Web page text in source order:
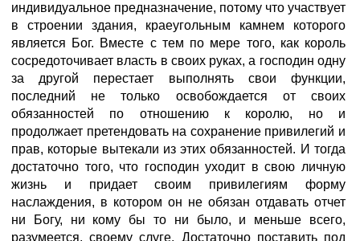
индивидуальное предназначение, потому что участвует
в строении здания, краеугольным камнем которого
является Бог. Вместе с тем по мере того, как король
сосредоточивает власть в своих руках, а господин одну
за другой перестает выполнять свои функции,
последний не только освобождается от своих
обязанностей по отношению к королю, но и
продолжает претендовать на сохранение привилегий и
прав, которые вытекали из этих обязанностей. И тогда
достаточно того, что господин уходит в свою личную
жизнь и придает своим привилегиям форму
наслаждения, в котором он не обязан отдавать отчет
ни Богу, ни кому бы то ни было, и меньше всего,
разумеется, своему слуге. Достаточно поставить под